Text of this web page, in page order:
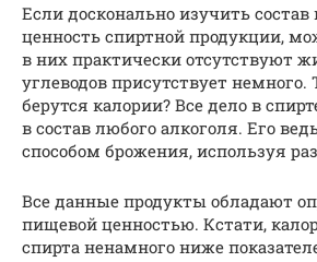
Если досконально изучить
ценность спиртной продукции,
в них практически отсутствуют
углеводов присутствует немного.
берутся калории? Все дело в
в состав любого алкоголя. Его
способом брожения, используя
Все данные продукты обладают
пищевой ценностью. Кстати,
спирта ненамного ниже